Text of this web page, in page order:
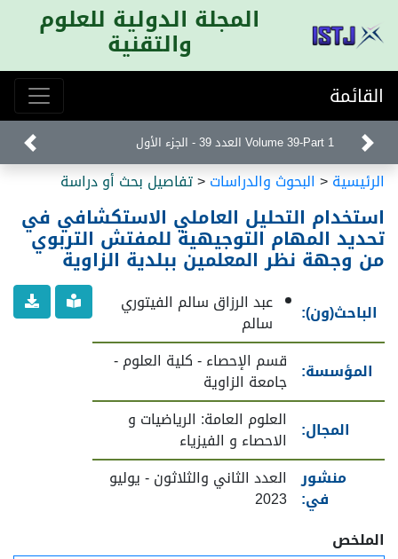
المجلة الدولية للعلوم
والتقنية
القائمة
Volume 39-Part 1 العدد 39 - الجزء الأول
الرئيسية< البحوث والدراسات<تفاصيل بحث أو دراسة
استخدام التحليل العاملي الاستكشافي في
تحديد المهام التوجيهية للمفتش التربوي
من وجهة نظر المعلمين ببلدية الزاوية
الباحث(ون): عبد الرزاق سالم الفيتوري
سالم
المؤسسة: قسم الإحصاء - كلية العلوم -
جامعة الزاوية
المجال:
العلوم العامة: الرياضيات و
الاحصاء و الفيزياء
منشور
في:
العدد الثاني والثلاثون - يوليو
2023
الملخص